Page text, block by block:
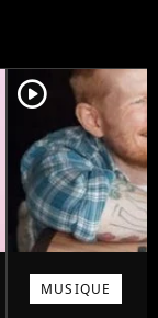
player2
MUSIQUE